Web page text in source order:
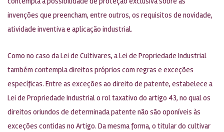
invenções que preencham, entre outros, os requisitos de novidade,
atividade inventiva e aplicação industrial.
Como no caso da Lei de Cultivares, a Lei de Propriedade Industrial
também contempla direitos próprios com regras e exceções
específicas. Entre as exceções ao direito de patente, estabelece a
Lei de Propriedade Industrial o rol taxativo do artigo 43, no qual os
direitos oriundos de determinada patente não são oponíveis às
exceções contidas no Artigo. Da mesma forma, o titular do cultivar